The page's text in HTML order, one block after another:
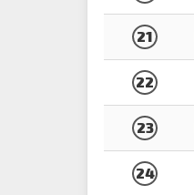
21
22
23
24